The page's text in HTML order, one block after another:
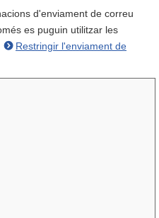
d'enviament de correu
es puguin utilitzar les
Restringir l'enviament de